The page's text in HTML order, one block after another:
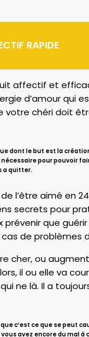
RAPIDE
affectif et
d’amour qui
votre chéri
le but est la
pour
a quitter.
l’être aimé en
secrets pour
que
de problèmes
cher, ou
il ou elle va
ne là. Il a
c’est ce que se peut
avez encore du mal